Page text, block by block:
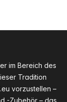
im Bereich des
Tradition
vorzustellen –
-Zubehör – das